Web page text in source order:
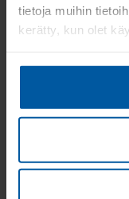
tietoja muihin
kerätty, kun olet
Myytävät asunnot
Myytävät asunnot
Myytävät asunnot
Myytävät asunnot